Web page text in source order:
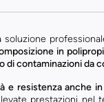
in
di contaminazioni da
e resistenza anche
prestazioni nel